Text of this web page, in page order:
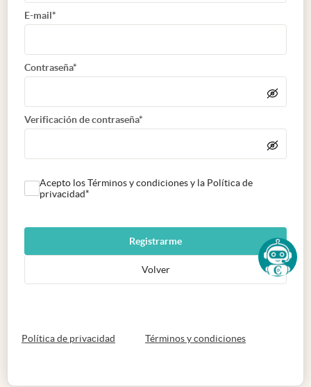
E-mail*
Contraseña*
Verificación de contraseña*
Acepto los Términos y condiciones y la Política de
privacidad*
Registrarme
Volver
Política de privacidad abre en nueva pestaña
Términos y condicionesabre en nueva